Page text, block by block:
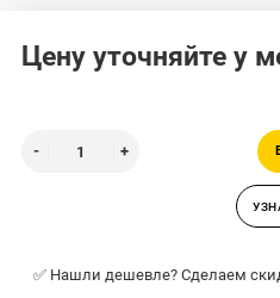
Цену уточняйте у
✅ Нашли дешевле? Сделаем